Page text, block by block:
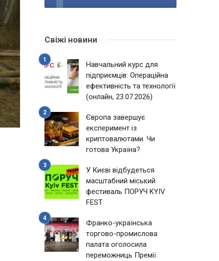
Свіжі новини
Навчальний курс для
підприємців: Операційна
ефективність та технології
(онлайн, 23.07.2026)
Європа завершує
експеримент із
криптовалютами. Чи
готова Україна?
У Києві відбудеться
масштабний міський
фестиваль ПОРУЧ KYIV
FEST
Франко-українська
торгово-промислова
палата оголосила
переможниць Премії